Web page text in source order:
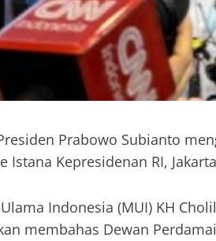
Prabowo Subianto
Istana Kepresidenan RI,
Indonesia (MUI) KH
membahas Dewan